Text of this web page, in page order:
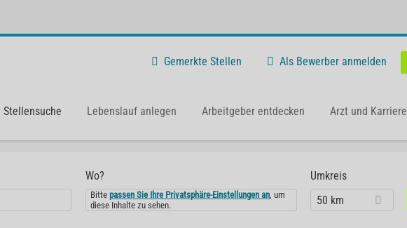
Gemerkte Stellen Als Bewerber anmelden
Stellensuche Lebenslauf anlegen Arbeitgeber entdecken Arzt und Karriere
Wo?
Bittepassen Sie Ihre Privatsphäre-Einstellungen an, um
diese Inhalte zu sehen.
Umkreis
50 km